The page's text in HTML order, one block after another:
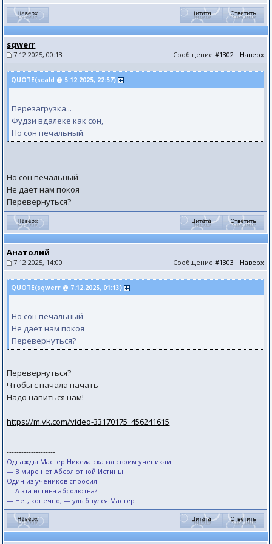
sqwerr
7.12.2025, 00:13 Сообщение#1302 | Наверх
QUOTE(scald @ 5.12.2025, 22:57)
Перезагрузка...
Фудзи вдалеке как сон,
Но сон печальный.
Но сон печальный
Не дает нам покоя
Перевернуться?
Анатолий
7.12.2025, 14:00 Сообщение#1303 | Наверх
QUOTE(sqwerr @ 7.12.2025, 01:13)
Но сон печальный
Не дает нам покоя
Перевернуться?
Перевернуться?
Чтобы с начала начать
Надо напиться нам!
https://m.vk.com/video-33170175_456241615
--------------------
Однажды Мастер Никеда сказал своим ученикам:
— В мире нет Абсолютной Истины.
Один из учеников спросил:
— А эта истина абсолютна?
— Нет, конечно, — улыбнулся Мастер